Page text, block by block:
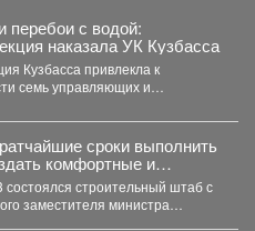
перебои с водой:
наказала УК Кузбасса
Кузбасса привлекла к
семь управляющих и
сроки выполнить
комфортные и
условия для будущих мам
строительный штаб с
заместителя министра